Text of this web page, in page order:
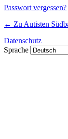
Passwort vergessen?
← Zu Autisten
Datenschutz
Sprache